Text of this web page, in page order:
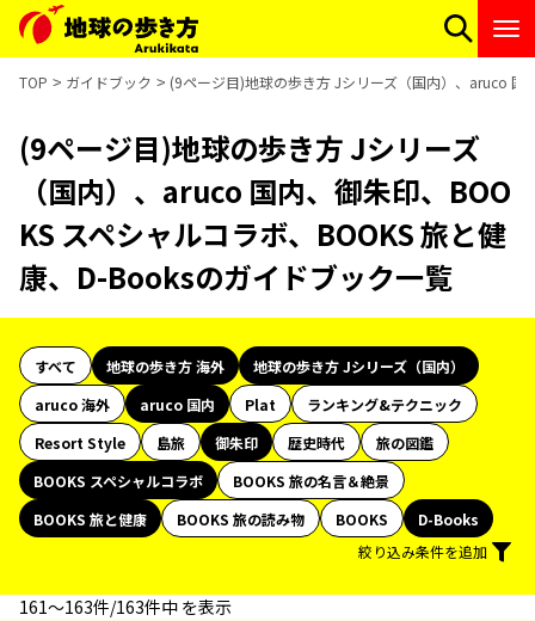
TOP ガイドブック (9ページ目)地球の歩き方 Jシリーズ（国内）、aruco 国
(9ページ目)地球の歩き方 Jシリーズ
（国内）、aruco 国内、御朱印、BOO
KS スペシャルコラボ、BOOKS 旅と健
康、D-Booksのガイドブック一覧
すべて 地球の歩き方 海外
地球の歩き方 Jシリーズ（国内）
aruco 海外
aruco 国内 Plat
ランキング&テクニック
Resort Style
島旅 御朱印 歴史時代
旅の図鑑
BOOKS スペシャルコラボ
BOOKS 旅の名言＆絶景
BOOKS 旅と健康
BOOKS 旅の読み物 BOOKS
D-Books
絞り込み条件を追加
161〜163件/163件中 を表示